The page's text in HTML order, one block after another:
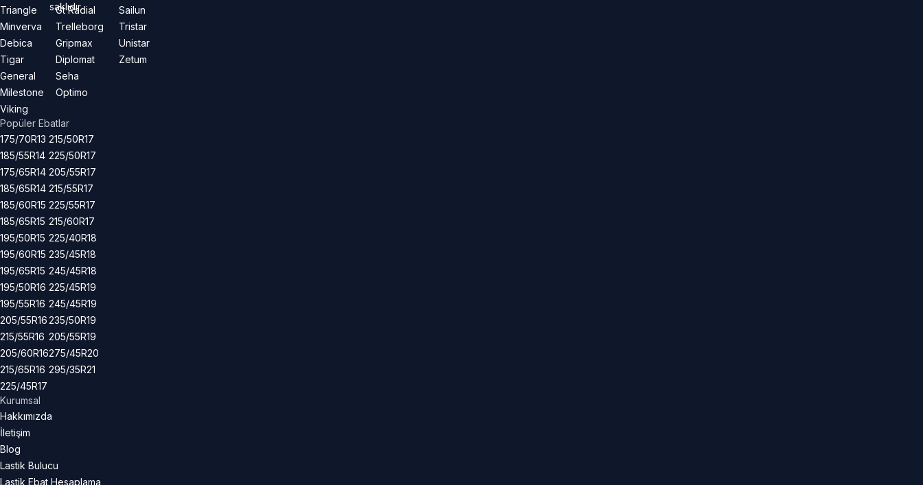
Triangle
Minverva
Debica
Tigar
General
Milestone
Viking
Gt Radial
Trelleborg
Gripmax
Diplomat
Seha
Optimo
Sailun
Tristar
Unistar
Zetum
Popüler Ebatlar
175/70R13
185/55R14
175/65R14
185/65R14
185/60R15
185/65R15
195/50R15
195/60R15
195/65R15
195/50R16
195/55R16
205/55R16
215/55R16
205/60R16
215/65R16
225/45R17
215/50R17
225/50R17
205/55R17
215/55R17
225/55R17
215/60R17
225/40R18
235/45R18
245/45R18
225/45R19
245/45R19
235/50R19
205/55R19
275/45R20
295/35R21
Kurumsal
Hakkımızda
İletişim
Blog
Lastik Bulucu
Lastik Ebat Hesaplama
saklıdır.